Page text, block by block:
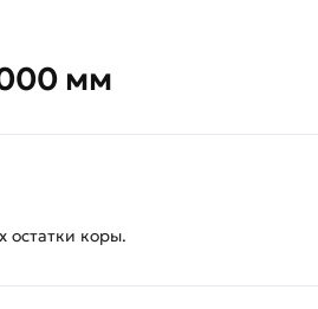
мм
остатки коры.